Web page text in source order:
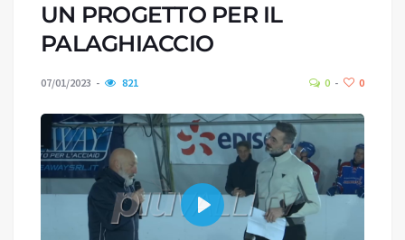
UN PROGETTO PER IL
PALAGHIACCIO
07/01/2023 821 0 0
Play